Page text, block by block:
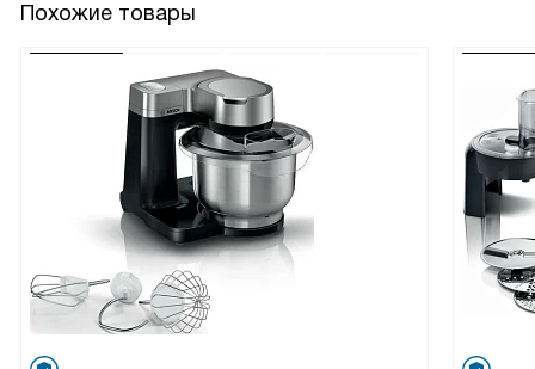
Похожие товары